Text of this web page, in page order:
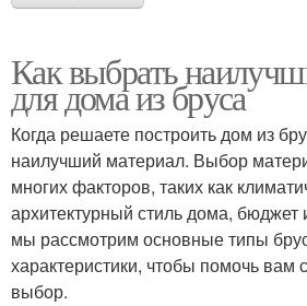
Как выбрать
для дома из бруса
Когда решаете построить дом из
наилучший материал. Выбор
многих факторов, таких как
архитектурный стиль дома, бюджет
мы рассмотрим основные типы
характеристики, чтобы помочь вам
выбор.